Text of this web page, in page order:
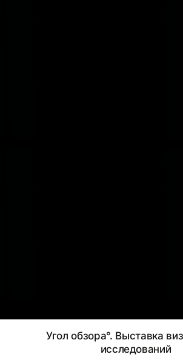
Угол обзора°. Выставка
исследований